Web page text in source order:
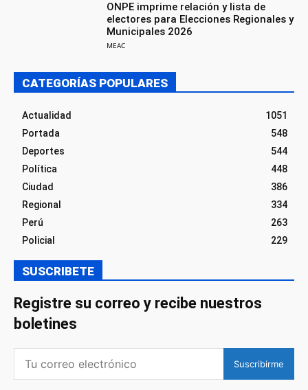
ONPE imprime relación y lista de
electores para Elecciones Regionales y
Municipales 2026
MEAC
CATEGORÍAS POPULARES
Actualidad
1051
Portada
548
Deportes
544
Política
448
Ciudad
386
Regional
334
Perú
263
Policial
229
SUSCRIBETE
Registre su correo y recibe nuestros
boletines
Suscribirme